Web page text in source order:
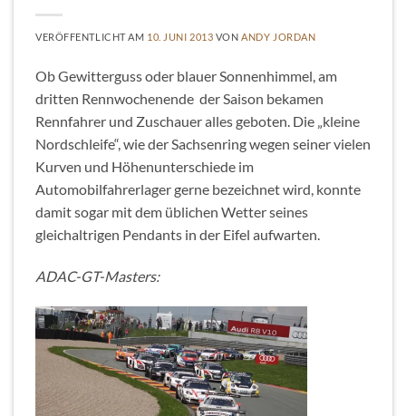
VERÖFFENTLICHT AM 10. JUNI 2013 VONANDY JORDAN
Ob Gewitterguss oder blauer Sonnenhimmel, am
dritten Rennwochenende der Saison bekamen
Rennfahrer und Zuschauer alles geboten. Die „kleine
Nordschleife“, wie der Sachsenring wegen seiner vielen
Kurven und Höhenunterschiede im
Automobilfahrerlager gerne bezeichnet wird, konnte
damit sogar mit dem üblichen Wetter seines
gleichaltrigen Pendants in der Eifel aufwarten.
ADAC-GT-Masters: